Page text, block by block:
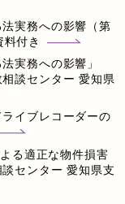
実務への影響（第
付き
実務への影響」
相談センター 愛知県
イブレコーダーの
る適正な物件損害
センター 愛知県支